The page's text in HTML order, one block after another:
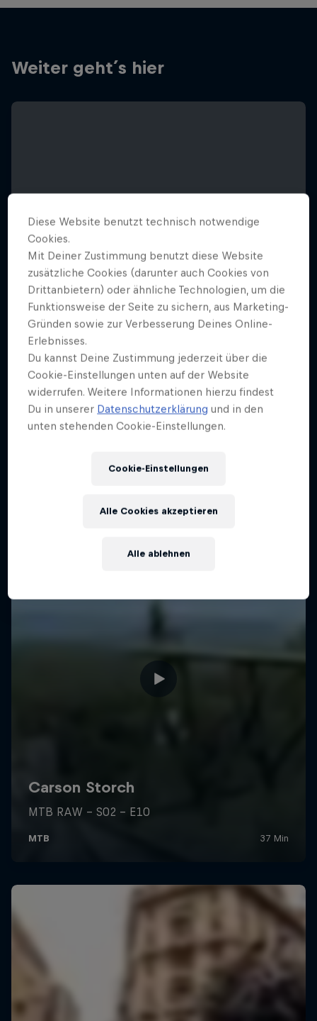
Weiter geht´s hier
Natural Selection Tour Bike
5 Mai 2026
Neuseeland
MTB
Diese Website benutzt technisch notwendige
Cookies.
Mit Deiner Zustimmung benutzt diese Website
zusätzliche Cookies (darunter auch Cookies von
Drittanbietern) oder ähnliche Technologien, um die
Funktionsweise der Seite zu sichern, aus Marketing-
Gründen sowie zur Verbesserung Deines Online-
Erlebnisses.
Du kannst Deine Zustimmung jederzeit über die
Cookie-Einstellungen unten auf der Website
widerrufen. Weitere Informationen hierzu findest
Du in unserer Datenschutzerklärung und in den
unten stehenden Cookie-Einstellungen.
Cookie-Einstellungen
Alle ablehnen
Alle Cookies akzeptieren